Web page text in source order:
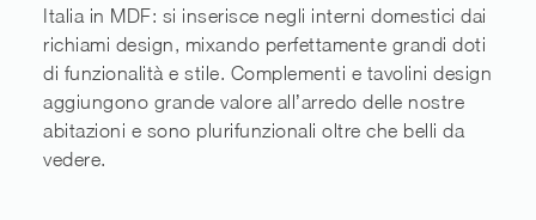
Italia in MDF: si inserisce negli interni domestici dai
richiami design, mixando perfettamente grandi doti
di funzionalità e stile. Complementi e tavolini design
aggiungono grande valore all’arredo delle nostre
abitazioni e sono plurifunzionali oltre che belli da
vedere.